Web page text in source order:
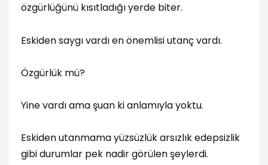
özgürlüğünü kısıtladığı yerde biter.
Eskiden saygı vardı en önemlisi utanç vardı.
Özgürlük mü?
Yine vardı ama şuan ki anlamıyla yoktu.
Eskiden utanmama yüzsüzlük arsızlık edepsizlik
gibi durumlar pek nadir görülen şeylerdi.